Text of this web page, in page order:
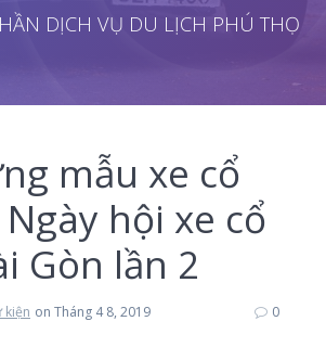
DỊCH VỤ DU LỊCH PHÚ THỌ
mẫu xe cổ
hội xe cổ
Gòn lần 2
kiện on Tháng 4 8, 2019 0